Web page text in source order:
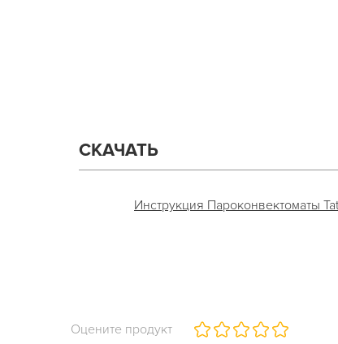
СКАЧАТЬ
Инструкция Пароконвектоматы
Оцените продукт